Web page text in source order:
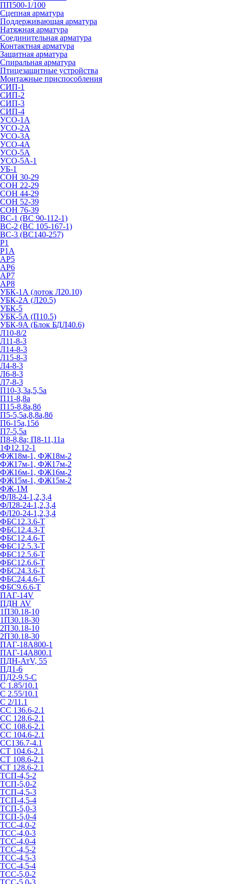
ПП500-1/100
Сцепная арматура
Поддерживающая арматура
Натяжная арматура
Соединительная арматура
Контактная арматура
Защитная арматура
Спиральная арматура
Птицезащитные устройства
Монтажные приспособления
СИП-1
СИП-2
СИП-3
СИП-4
УСО-1А
УСО-2А
УСО-3А
УСО-4А
УСО-5А
УСО-5А-1
УБ-1
СОН 30-29
СОН 22-29
СОН 44-29
СОН 52-39
СОН 76-39
ВС-1 (ВС 90-112-1)
ВС-2 (ВС 105-167-1)
ВС-3 (ВС140-257)
Р1
Р1А
АР5
АР6
АР7
АР8
УБК-1А (лоток Л20.10)
УБК-2А (Л20.5)
УБК-5
УБК-5А (П10.5)
УБК-9А (Блок БДЛ40.6)
Л10-8/2
Л11-8-3
Л14-8-3
Л15-8-3
Л4-8-3
Л6-8-3
Л7-8-3
П10-3,3а,5,5а
П11-8,8а
П15-8,8а,8б
П5-5,5а,8,8а,8б
П6-15а,15б
П7-5,5а
П8-8,8а; П8-11,11а
1Ф12.12-1
ФЖ18м-1, ФЖ18м-2
ФЖ17м-1, ФЖ17м-2
ФЖ16м-1, ФЖ16м-2
ФЖ15м-1, ФЖ15м-2
ФЖ-1М
ФЛ8-24-1,2,3,4
ФЛ28-24-1,2,3,4
ФЛ20-24-1,2,3,4
ФБС12.3.6-Т
ФБС12.4.3-Т
ФБС12.4.6-Т
ФБС12.5.3-Т
ФБС12.5.6-Т
ФБС12.6.6-Т
ФБС24.3.6-Т
ФБС24.4.6-Т
ФБС9.6.6-Т
ПАГ-14V
ПДН AV
1П30.18-10
1П30.18-30
2П30.18-10
2П30.18-30
ПАГ-18А800-1
ПАГ-14А800.1
ПДН-АтV, 55
ПД1-6
ПД2-9.5-С
С 1.85/10.1
С 2.55/10.1
С 2/11.1
СС 136.6-2.1
СС 128.6-2.1
СС 108.6-2.1
СС 104.6-2.1
СС136.7-4.1
СТ 104.6-2.1
СТ 108.6-2.1
СТ 128.6-2.1
ТСП-4,5-2
ТСП-5,0-2
ТСП-4,5-3
ТСП-4,5-4
ТСП-5,0-3
ТСП-5,0-4
ТСС-4,0-2
ТСС-4,0-3
ТСС-4,0-4
ТСС-4,5-2
ТСС-4,5-3
ТСС-4,5-4
ТСС-5,0-2
ТСС-5,0-3